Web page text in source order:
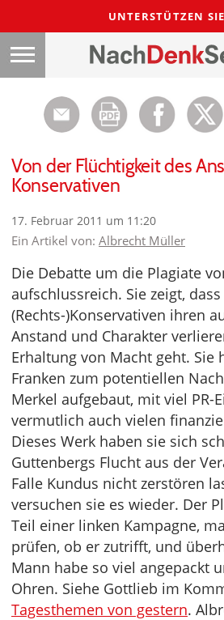
UNTERSTÜTZEN
Von der Flüchtigkeit des
Konservativen
17. Februar 2011 um 11:20
Ein Artikel von: Albrecht Müller
Die Debatte um die Plagiate
aufschlussreich. Sie zeigt,
(Rechts-)Konservativen ihren
Anstand und Charakter
Erhaltung von Macht geht. Sie
Franken zum potentiellen
Merkel aufgebaut, mit viel PR-
vermutlich auch vielen
Dieses Werk haben sie sich
Guttenbergs Flucht aus der
Falle Kundus nicht zerstören
versuchen sie es wieder. Der
Teil einer linken Kampagne,
prüfen, ob er zutrifft, und
Mann habe so viel angepackt
Ohren. Siehe Gottlieb im
Tagesthemen von gestern.